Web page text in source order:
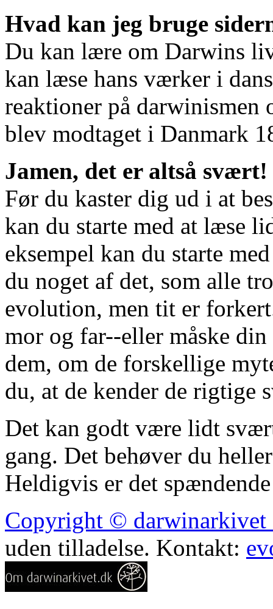
Hvad kan jeg bruge
Du kan lære om Darwins
kan læse hans værker i
reaktioner på darwinismen
blev modtaget i Danmark
Jamen, det er altså svært!
Før du kaster dig ud i at
kan du starte med at læse
eksempel kan du starte
du noget af det, som alle
evolution, men tit er
mor og far--eller måske
dem, om de forskellige
du, at de kender de rigtige
Det kan godt være lidt
gang. Det behøver du
Heldigvis er det
Copyright © darwinarkivet
uden tilladelse. Kontakt: